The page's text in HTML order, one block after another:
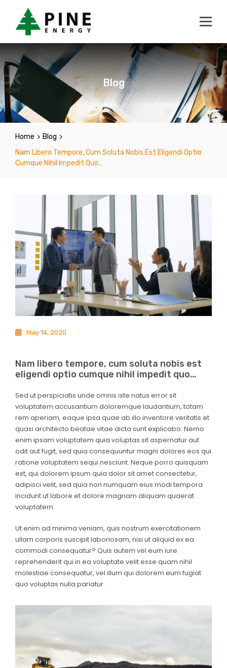
Blog
Home
Blog
Nam Libero Tempore, Cum Soluta Nobis Est Eligendi Optio
Cumque Nihil Impedit Quo…
May 14, 2020
Nam libero tempore, cum soluta nobis est
eligendi optio cumque nihil impedit quo…
Sed ut perspiciatis unde omnis iste natus error sit
voluptatem accusantium doloremque laudantium, totam
rem aperiam, eaque ipsa quae ab illo inventore veritatis et
quasi architecto beatae vitae dicta sunt explicabo. Nemo
enim ipsam voluptatem quia voluptas sit aspernatur aut
odit aut fugit, sed quia consequuntur magni dolores eos qui
ratione voluptatem sequi nesciunt. Neque porro quisquam
est, qui dolorem ipsum quia dolor sit amet consectetur,
adipisci velit, sed quia non numquam eius modi tempora
incidunt ut labore et dolore magnam aliquam quaerat
voluptatem.
Ut enim ad minima veniam, quis nostrum exercitationem
ullam corporis suscipit laboriosam, nisi ut aliquid ex ea
commodi consequatur? Quis autem vel eum iure
reprehenderit qui in ea voluptate velit esse quam nihil
molestiae consequatur, vel illum qui dolorem eum fugiat
quo voluptas nulla pariatur.